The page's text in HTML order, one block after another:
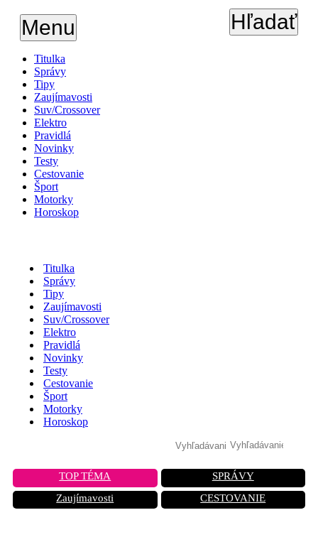
Menu Hľadať
Titulka
Správy
Tipy
Zaujímavosti
Suv/Crossover
Elektro
Pravidlá
Novinky
Testy
Cestovanie
Šport
Motorky
Horoskop
Titulka
Správy
Tipy
Zaujímavosti
Suv/Crossover
Elektro
Pravidlá
Novinky
Testy
Cestovanie
Šport
Motorky
Horoskop
TOP TÉMA
SPRÁVY
Zaujímavosti
CESTOVANIE